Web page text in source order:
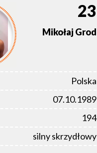
23
Mikołaj Grod
Polska
07.10.1989
194
silny skrzydłowy